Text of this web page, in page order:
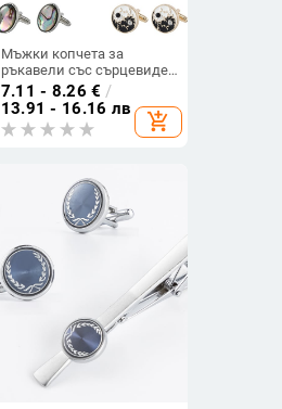
Мъжки копчета за
ръкавели със сърцевиден
дизайн и градиентна
абалонова черупка,
метална сплав, финиш с
капещо масло,
сплав; Стил: Мъжки;
Дизайн: Сърце; Финиш:
Капещо масло;
Персонализация: Да))
7.11 - 8.26 € /
13.91 - 16.16 лв
add_shopping_cart